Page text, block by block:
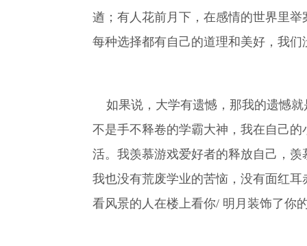
遒；有人花前月下，在感情的世界里
每种选择都有自己的道理和美好，我
如果说，大学有遗憾，那我的遗憾就
不是手不释卷的学霸大神，我在自己
活。我羡慕游戏爱好者的释放自己，
我也没有荒废学业的苦恼，没有面红
看风景的人在楼上看你/ 明月装饰了你